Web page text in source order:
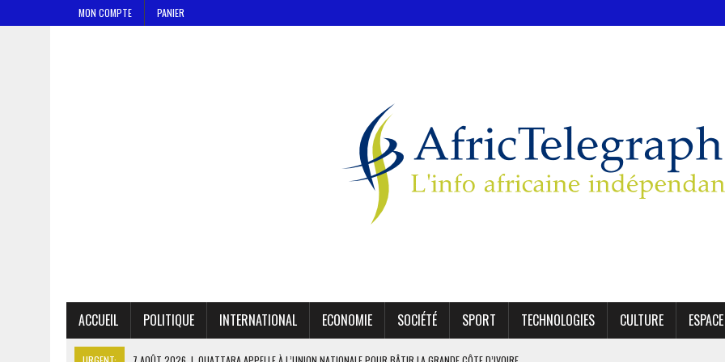
MON COMPTE PANIER
ACCUEIL POLITIQUE INTERNATIONAL ECONOMIE SOCIÉTÉ SPORT TECHNOLOGIES CULTURE